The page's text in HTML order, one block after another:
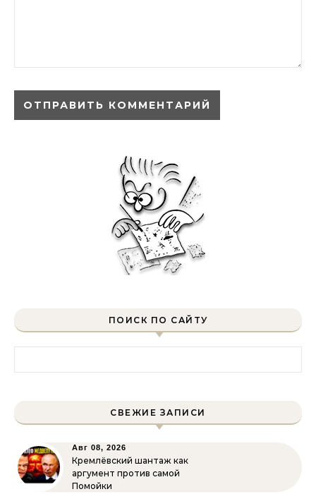
ПОИСК ПО САЙТУ
СВЕЖИЕ ЗАПИСИ
Авг 08, 2026
Кремлёвский шантаж как
аргумент против самой
Помойки